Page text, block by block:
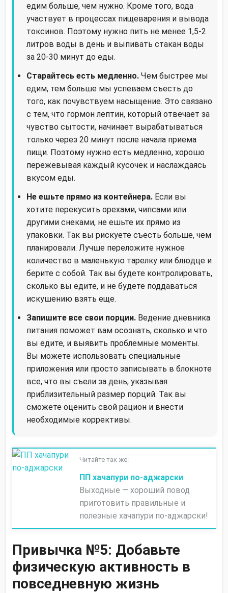
едим больше, чем нужно. Кроме того, вода
участвует в процессах пищеварения и вывода
токсинов. Поэтому нужно пить не менее 1,5-2
литров воды в день и выпивать стакан воды
за 20-30 минут до еды.
Старайтесь есть медленно. Чем быстрее мы
едим, тем больше мы успеваем съесть до
того, как почувствуем насыщение. Это связано
с тем, что гормон лептин, который отвечает за
чувство сытости, начинает вырабатываться
только через 20 минут после начала приема
пищи. Поэтому нужно есть медленно, хорошо
пережевывая каждый кусочек и наслаждаясь
вкусом еды.
Не ешьте прямо из контейнера. Если вы
хотите перекусить орехами, чипсами или
другими снеками, не ешьте их прямо из
упаковки. Так вы рискуете съесть больше, чем
планировали. Лучше переложите нужное
количество в маленькую тарелку или блюдце и
берите с собой. Так вы будете контролировать,
сколько вы едите, и не будете поддаваться
искушению взять еще.
Запишите все свои порции. Ведение дневника
питания поможет вам осознать, сколько и что
вы едите, и выявить проблемные моменты.
Вы можете использовать специальные
приложения или просто записывать в блокноте
все, что вы съели за день, указывая
приблизительный размер порций. Так вы
сможете оценить свой рацион и внести
необходимые коррективы.
Читайте так же:
ПП хачапури по-аджарски
Выходные — хороший повод
приготовить правильные и
полезные хачапури по-аджарски!
Привычка №5: Добавьте
физическую активность в
повседневную жизнь